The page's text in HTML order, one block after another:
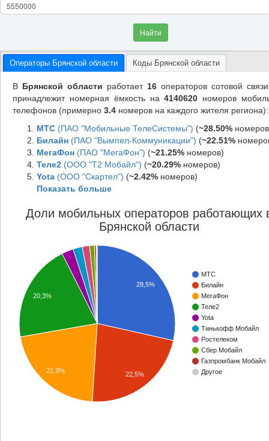
Найти
Операторы Брянской области Коды Брянской области
В Брянской области работает 16 операторов сотовой
принадлежит номерная ёмкость на4140620 номеров
телефонов (примерно 3.4номеров на каждого жителя региона):
МТС(ПАО "Мобильные ТелеСистемы") (~28.50%
Билайн(ПАО "Вымпел-Коммуникации") (~22.51%
МегаФон(ПАО "МегаФон") (~21.25%номеров)
Теле2(ООО "Т2 Мобайл") (~20.29%номеров)
Yota(ООО "Скартел") (~2.42%номеров)
Показать больше
Доли мобильных операторов работающих
Брянской области
МТС
Билайн
МегаФон
Теле2
Yota
Тинькофф Мобайл
Ростелеком
Сбер Мобайл
Газпромбанк Мобайл
Другое
28,5%
20,3%
21,3%
22,5%